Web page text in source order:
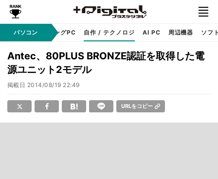
パソコン
PC本体 ゲーミングPC 自作 / テクノロジ AI PC 周辺機器 ソフ
Antec、80PLUS BRONZE認証を取得した電
源ユニット2モデル
掲載日 2014/08/19 22:49
URLをコピー